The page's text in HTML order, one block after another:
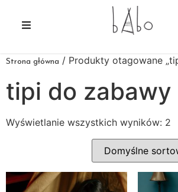
Strona główna / Produkty otagowane
tipi do zabawy
Wyświetlanie wszystkich wyników: 2